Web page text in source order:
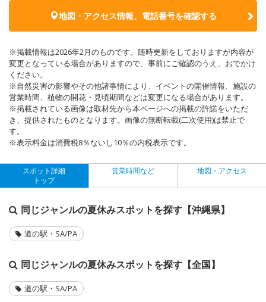
地図・アクセス情報、電話番号を確認する
※掲載情報は2026年2月のものです。随時更新をしておりますが内容が
変更となっている場合がありますので、事前にご確認のうえ、おでかけ
ください。
※自然災害の影響やその他諸事情により、イベントの開催情報、施設の
営業時間、植物の開花・見頃期間などは変更になる場合があります。
※掲載されている画像は取材先から本ページへの掲載の許諾をいただ
き、提供されたものとなります。画像の無断転載(二次使用)は禁止で
す。
※表示料金は消費税8％ないし10％の内税表示です。
スポット詳細
トップ
営業時間など 地図・アクセス
同じジャンルの夏休みスポットを探す【沖縄県】
道の駅・SA/PA
同じジャンルの夏休みスポットを探す【全国】
道の駅・SA/PA